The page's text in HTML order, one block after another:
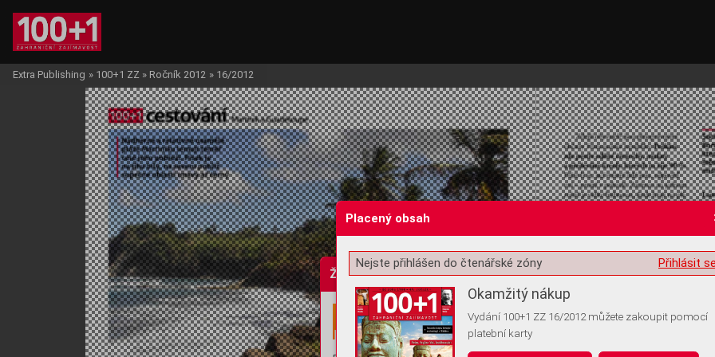
Žádost o souhlas s ukládáním volitelných informací
Extra Publishing » 100+1 ZZ » Ročník 2012 » 16/2012
Placený obsah
Přihlásit
Nejste přihlášen do čtenářské zóny
Okamžitý nákup
Vydání 100+1 ZZ 16/2012 můžete zakoupit pomocí
platební karty